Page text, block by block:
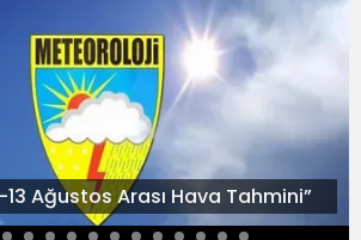
Ağustos Arası Hava Tahmini”